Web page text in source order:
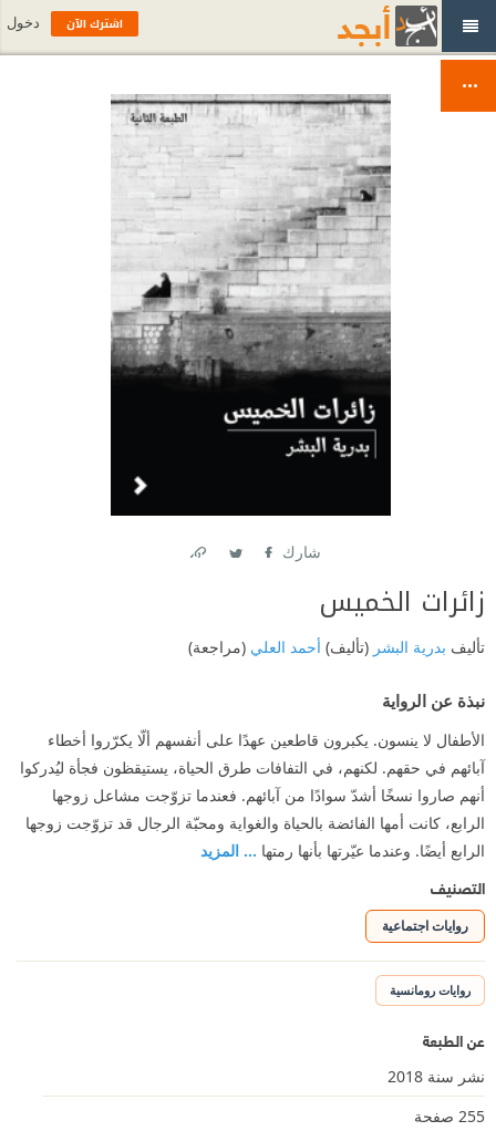
شارك
زائرات الخميس
تأليف بدرية البشر (تأليف) أحمد العلي (مراجعة)
نبذة عن الرواية
الأطفال لا ينسون. يكبرون قاطعين عهدًا على أنفسهم ألّا يكرّروا أخطاء
آبائهم في حقهم. لكنهم، في التفافات طرق الحياة، يستيقظون فجأة ليُدركوا
أنهم صاروا نسخًا أشدّ سوادًا من آبائهم. فعندما تزوّجت مشاعل زوجها
الرابع، كانت أمها الفائضة بالحياة والغواية ومحبّة الرجال قد تزوّجت زوجها
الرابع أيضًا. وعندما عيّرتها بأنها رمتها ... المزيد
التصنيف
روايات اجتماعية
روايات رومانسية
عن الطبعة
نشر سنة 2018
255 صفحة
اشترك الآن دخول